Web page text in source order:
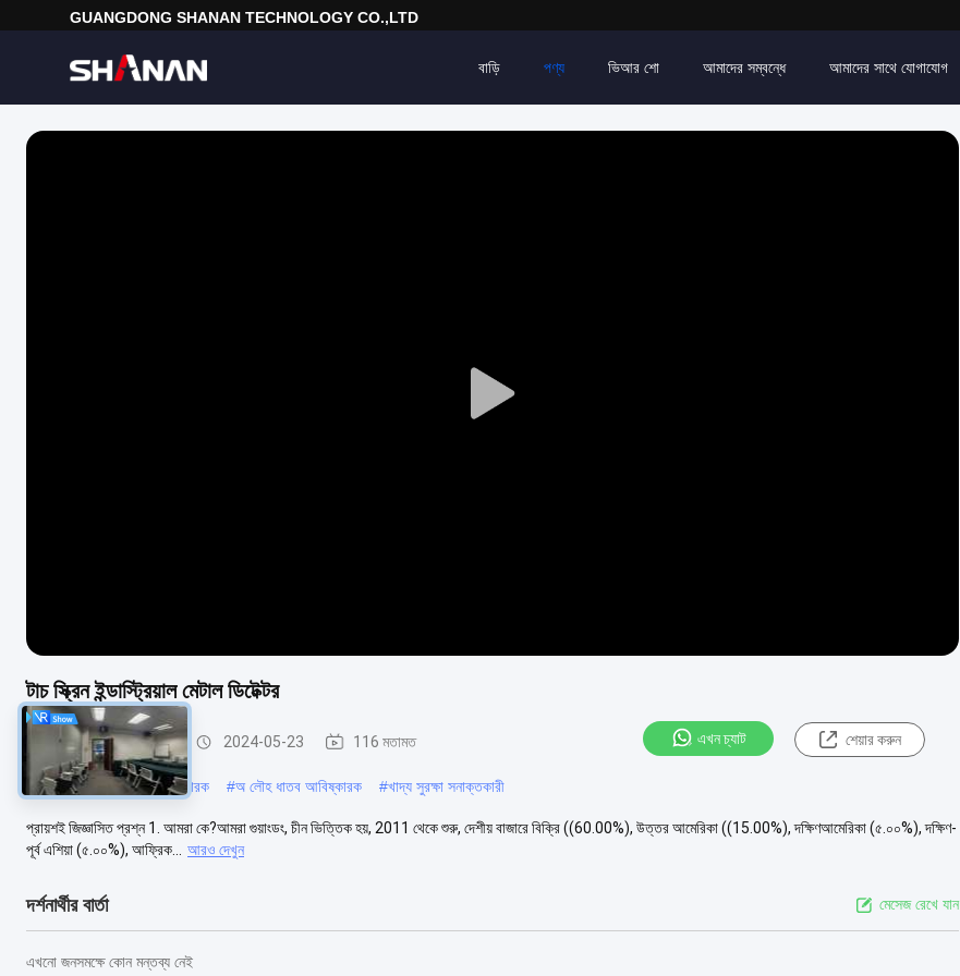
GUANGDONG SHANAN TECHNOLOGY CO.,LTD
বাড়ি পণ্য ভিআর শো আমাদের সম্বন্ধে আমাদের সাথে যোগাযোগ
Play
টাচ স্ক্রিন ইন্ডাস্ট্রিয়াল মেটাল ডিটেক্টর
খাদ্য গ্রেড মেটাল ডিটেক্টর 2024-05-23 116 মতামত এখন চ্যাট শেয়ার করুন
#খাদ্য শিল্পের জন্য ধাতব আবিষ্কারক #অ লৌহ ধাতব আবিষ্কারক #খাদ্য সুরক্ষা সনাক্তকারী
প্রায়শই জিজ্ঞাসিত প্রশ্ন 1. আমরা কে?আমরা গুয়াংডং, চীন ভিত্তিক হয়, 2011 থেকে শুরু, দেশীয় বাজারে বিক্রি ((60.00%), উত্তর আমেরিকা ((15.00%), দক্ষিণআমেরিকা (৫.০০%), দক্ষিণ-
পূর্ব এশিয়া (৫.০০%), আফ্রিক...
আরও দেখুন
দর্শনার্থীর বার্তা মেসেজ রেখে যান
এখনো জনসমক্ষে কোন মন্তব্য নেই